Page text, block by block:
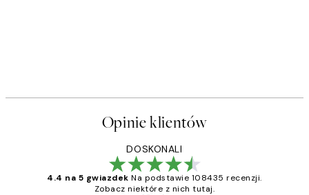
Opinie klientów
DOSKONALI
4.4 na 5 gwiazdek Na podstawie 108435 recenzji.
Zobacz niektóre z nich tutaj.